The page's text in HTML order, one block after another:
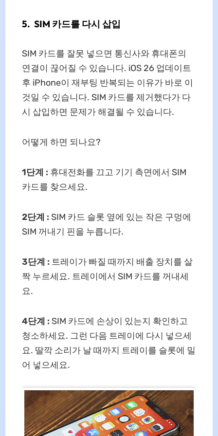
5. SIM 카드를 다시 삽입
SIM 카드를 잘못 넣으면 통신사와 휴대폰의
연결이 끊어질 수 있습니다. iOS 26 업데이트
후 iPhone이 재부팅 반복되는 이유가 바로 이
것일 수 있습니다. SIM 카드를 제거했다가 다
시 삽입하면 문제가 해결될 수 있습니다.
어떻게 하면 되나요?
1단계 : 휴대전화를 끄고 기기 측면에서 SIM
카드를 찾으세요.
2단계 : SIM 카드 슬롯 옆에 있는 작은 구멍에
SIM 꺼내기 핀을 누릅니다.
3단계 : 트레이가 빠질 때까지 배출 장치를 살
짝 누르세요. 트레이에서 SIM 카드를 꺼내세
요.
4단계 : SIM 카드에 손상이 있는지 확인하고
청소하세요. 그런 다음 트레이에 다시 넣으세
요. 딸깍 소리가 날 때까지 트레이를 슬롯에 밀
어 넣으세요.